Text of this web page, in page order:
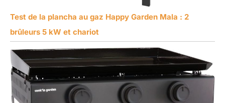
Test de la plancha au gaz Happy Garden Mala : 2
brûleurs 5 kW et chariot